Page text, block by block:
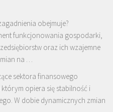
obejmuje?
funkcjonowania gospodarki,
oraz ich wzajemne
na …
sektora finansowego
opiera się stabilność i
W dobie dynamicznych zmian